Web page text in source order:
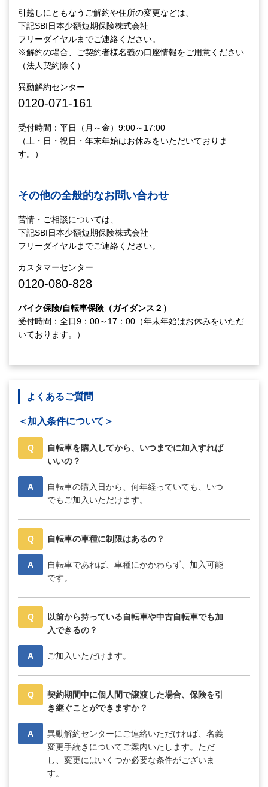
引越しにともなうご解約や住所の変更などは、
下記SBI日本少額短期保険株式会社
フリーダイヤルまでご連絡ください。
※解約の場合、ご契約者様名義の口座情報をご用意ください
（法人契約除く）
異動解約センター
0120-071-161
受付時間：平日（月～金）9:00～17:00
（土・日・祝日・年末年始はお休みをいただいておりま
す。）
その他の全般的なお問い合わせ
苦情・ご相談については、
下記SBI日本少額短期保険株式会社
フリーダイヤルまでご連絡ください。
カスタマーセンター
0120-080-828
バイク保険/自転車保険（ガイダンス２）
受付時間：全日9：00～17：00（年末年始はお休みをいただ
いております。）
よくあるご質問
＜加入条件について＞
Q
自転車を購入してから、いつまでに加入すれば
いいの？
A
自転車の購入日から、何年経っていても、いつ
でもご加入いただけます。
Q 自転車の車種に制限はあるの？
A
自転車であれば、車種にかかわらず、加入可能
です。
Q
以前から持っている自転車や中古自転車でも加
入できるの？
A ご加入いただけます。
Q
契約期間中に個人間で譲渡した場合、保険を引
き継ぐことができますか？
A
異動解約センターにご連絡いただければ、名義
変更手続きについてご案内いたします。ただ
し、変更にはいくつか必要な条件がございま
す。